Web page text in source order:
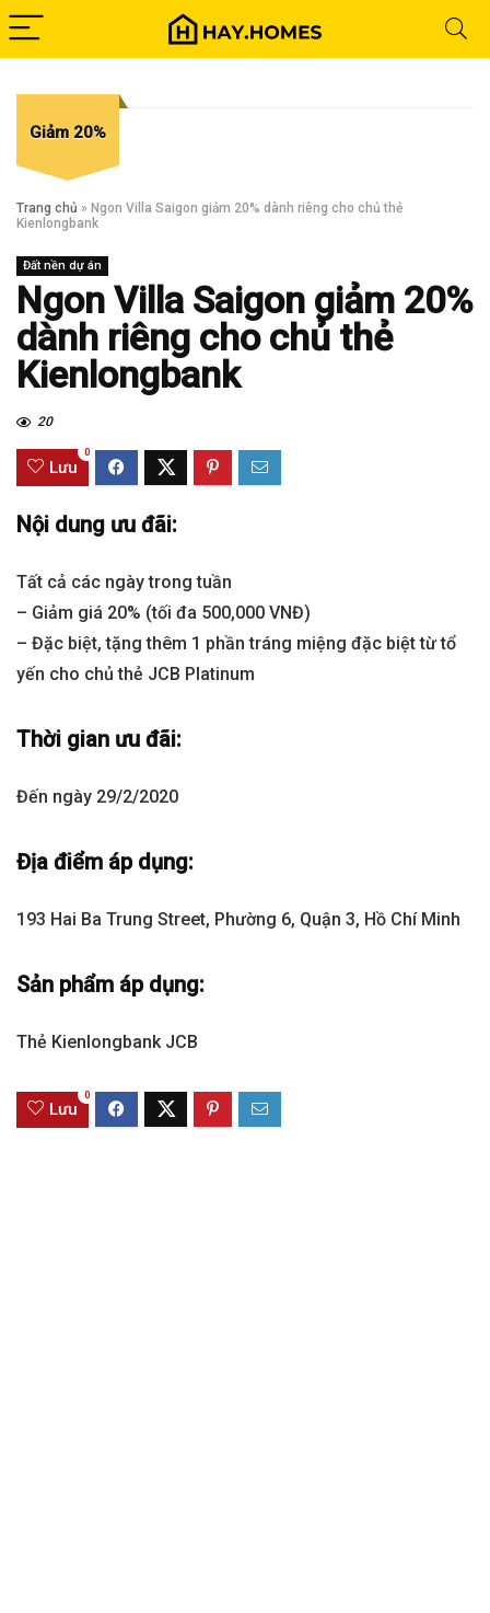
Giảm 20%
Trang chủ » Ngon Villa Saigon giảm 20% dành riêng cho chủ thẻ
Kienlongbank
Đất nền dự án
Ngon Villa Saigon giảm 20%
dành riêng cho chủ thẻ
Kienlongbank
20
Lưu
0
Nội dung ưu đãi:
Tất cả các ngày trong tuần
– Giảm giá 20% (tối đa 500,000 VNĐ)
– Đặc biệt, tặng thêm 1 phần tráng miệng đặc biệt từ tổ
yến cho chủ thẻ JCB Platinum
Thời gian ưu đãi:
Đến ngày 29/2/2020
Địa điểm áp dụng:
193 Hai Ba Trung Street, Phường 6, Quận 3, Hồ Chí Minh
Sản phẩm áp dụng:
Thẻ Kienlongbank JCB
Lưu
0